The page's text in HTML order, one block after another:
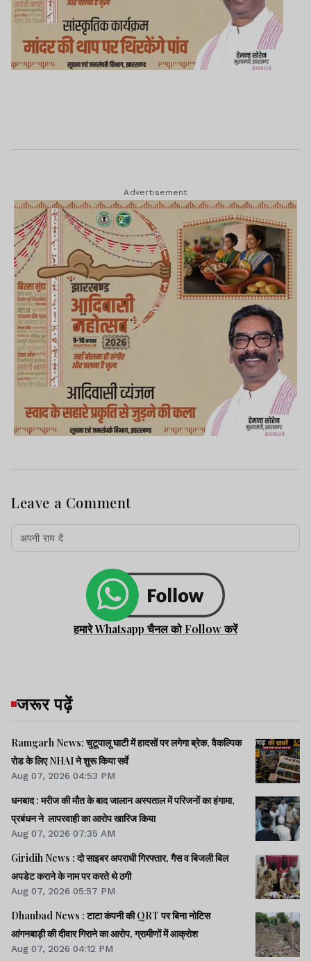
Advertisement
Leave a Comment
हमारे Whatsapp चैनल को Follow करें
जरूर पढ़ें
Ramgarh News: चुटूपालू घाटी में हादसों पर लगेगा ब्रेक, वैकल्पिक
रोड के लिए NHAI ने शुरू किया सर्वे
Aug 07, 2026 04:53 PM
धनबाद : मरीज की मौत के बाद जालान अस्पताल में परिजनों का हंगामा,
प्रबंधन ने लापरवाही का आरोप खारिज किया
Aug 07, 2026 07:35 AM
Giridih News : दो साइबर अपराधी गिरफ्तार, गैस व बिजली बिल
अपडेट कराने के नाम पर करते थे ठगी
Aug 07, 2026 05:57 PM
Dhanbad News : टाटा कंपनी की QRT पर बिना नोटिस
आंगनबाड़ी की दीवार गिराने का आरोप, ग्रामीणों में आक्रोश
Aug 07, 2026 04:12 PM